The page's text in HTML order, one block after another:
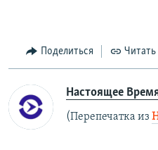
Поделиться Читать
Настоящее
(Перепечатка из